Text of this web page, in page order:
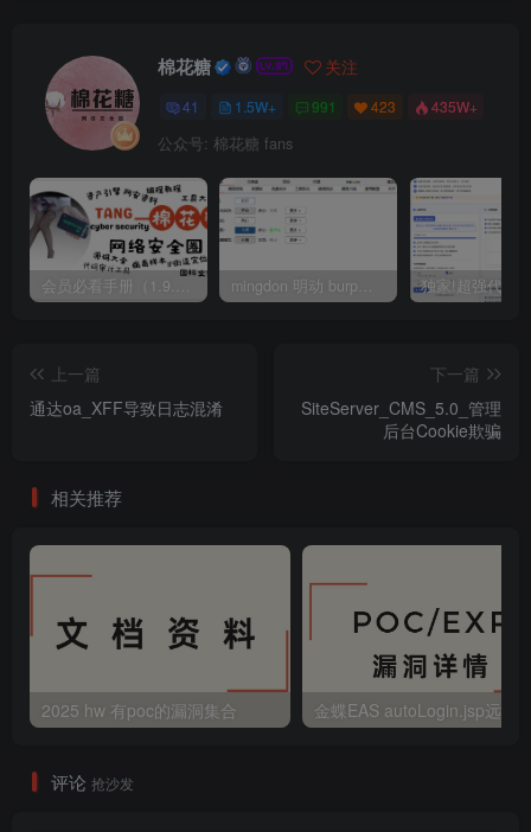
棉花糖 关注
41 1.5W+ 991 423 435W+
公众号: 棉花糖 fans
会员必看手册（1.9.0版本 26.4.5更新） mingdon 明动 burp插件0.2.6版本 本地时间校验去除版
上一篇
通达oa_XFF导致日志混淆
下一篇
SiteServer_CMS_5.0_管理
后台Cookie欺骗
相关推荐
2025 hw 有poc的漏洞集合
评论 抢沙发